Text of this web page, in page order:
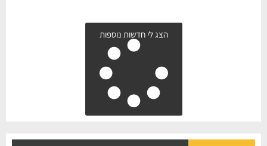
הצג לי חדשות נוספות